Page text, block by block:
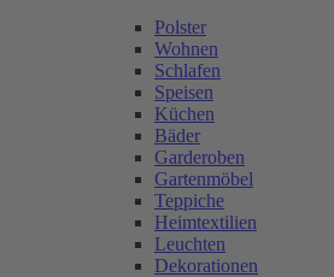
Polster
Wohnen
Schlafen
Speisen
Küchen
Bäder
Garderoben
Gartenmöbel
Teppiche
Heimtextilien
Leuchten
Dekorationen